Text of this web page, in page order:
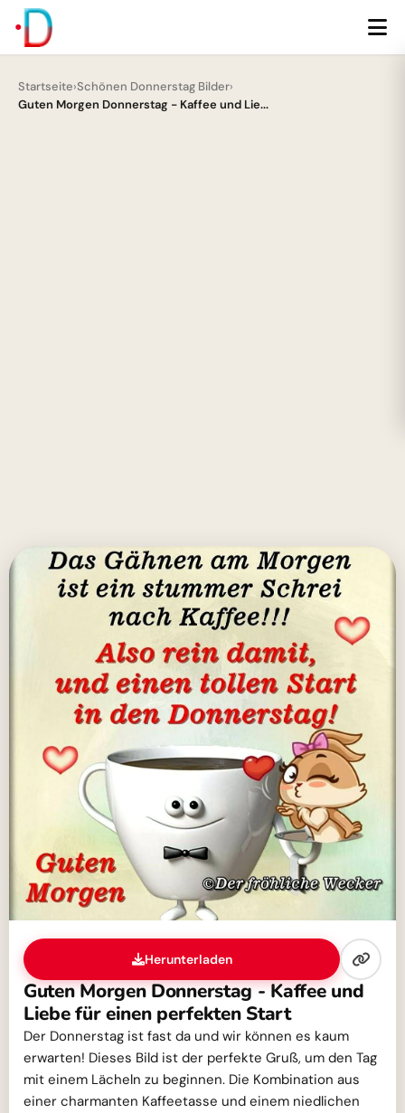
Startseite›Schönen Donnerstag Bilder›
Guten Morgen Donnerstag - Kaffee und Lie...
Herunterladen
Guten Morgen Donnerstag - Kaffee und
Liebe für einen perfekten Start
Der Donnerstag ist fast da und wir können es kaum
erwarten! Dieses Bild ist der perfekte Gruß, um den Tag
mit einem Lächeln zu beginnen. Die Kombination aus
einer charmanten Kaffeetasse und einem niedlichen